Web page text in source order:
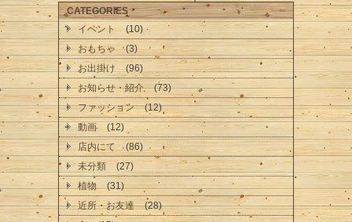
CATEGORIES
イベント
(10)
おもちゃ
(3)
お出掛け
(96)
お知らせ・紹介
(73)
ファッション
(12)
動画
(12)
店内にて
(86)
未分類
(27)
植物
(31)
近所・お友達
(28)